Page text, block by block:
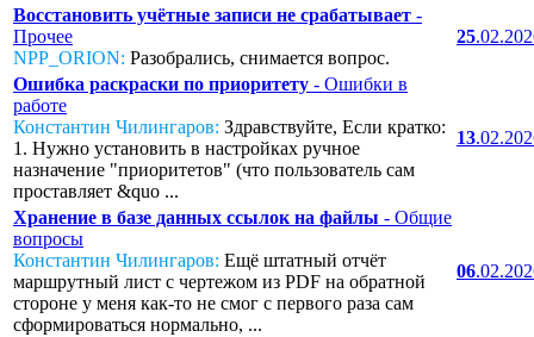
Восстановить учётные записи не срабатывает -
Прочее
NPP_ORION: Разобрались, снимается вопрос.
25
Ошибка раскраски по приоритету - Ошибки в
работе
Константин Чилингаров: Здравствуйте, Если кратко:
1. Нужно установить в настройках ручное
назначение "приоритетов" (что пользователь сам
проставляет &quo ...
13
Хранение в базе данных ссылок на файлы - Общие
вопросы
Константин Чилингаров: Ещё штатный отчёт
маршрутный лист с чертежом из PDF на обратной
стороне у меня как-то не смог с первого раза сам
сформироваться нормально, ...
06